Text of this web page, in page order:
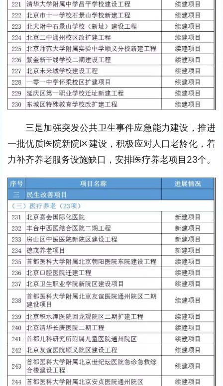
三是加强突发公共卫生事件应急能力建设，推进
一批优质医院新院区建设，积极应对人口老龄化，着
力补齐养老服务设施缺口，安排医疗养老项目23个。